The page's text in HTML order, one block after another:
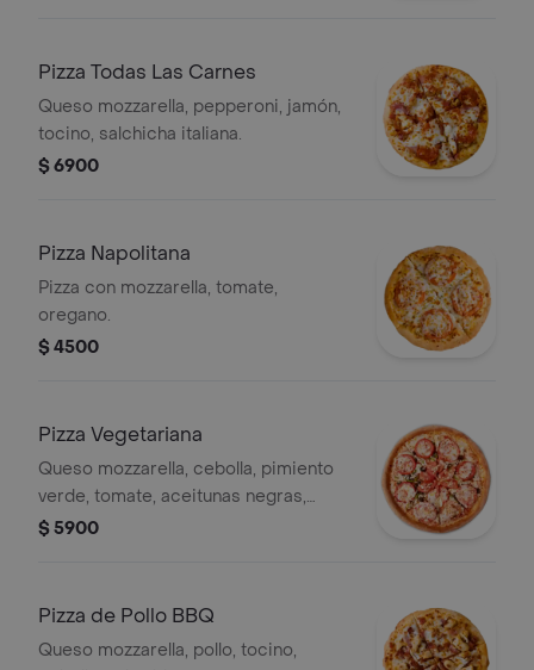
Pizza Todas Las Carnes
Queso mozzarella, pepperoni, jamón,
tocino, salchicha italiana.
$ 6900
Pizza Napolitana
Pizza con mozzarella, tomate,
oregano.
$ 4500
Pizza Vegetariana
Queso mozzarella, cebolla, pimiento
verde, tomate, aceitunas negras,
champiñon.
$ 5900
Pizza de Pollo BBQ
Queso mozzarella, pollo, tocino,